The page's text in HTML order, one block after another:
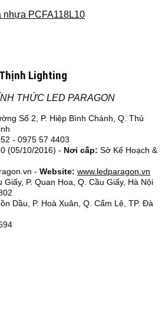
nhựa PCFA118L10
Thịnh Lighting
THỨC LED PARAGON
Số 2, P. Hiệp Bình Chánh, Q. Thủ
- 0975 57 4403
(05/10/2016) - Nơi cấp: Sở Kế Hoạch &
- Website: www.ledparagon.vn
Giấy, P. Quan Hoa, Q. Cầu Giấy, Hà Nội
Dầu, P. Hoà Xuân, Q. Cẩm Lệ, TP. Đà